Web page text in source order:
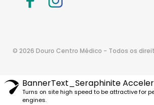
© 2026 Douro Centro Médico - Todos os
BannerText_Seraphinite
Turns on site high speed to be attractive for
engines.